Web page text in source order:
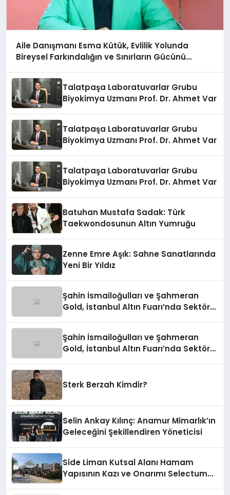
Aile Danışmanı Esma Kütük, Evlilik Yolunda
Bireysel Farkındalığın ve Sınırların Gücünü
Talatpaşa Laboratuvarlar Grubu
Biyokimya Uzmanı Prof. Dr. Ahmet Var
Talatpaşa Laboratuvarlar Grubu
Biyokimya Uzmanı Prof. Dr. Ahmet Var
Talatpaşa Laboratuvarlar Grubu
Biyokimya Uzmanı Prof. Dr. Ahmet Var
Batuhan Mustafa Sadak: Türk
Taekwondosunun Altın Yumruğu
Zenne Emre Aşık: Sahne Sanatlarında
Yeni Bir Yıldız
Şahin İsmailoğulları ve Şahmeran
Gold, İstanbul Altın Fuarı’nda Sektöre
Şahin İsmailoğulları ve Şahmeran
Gold, İstanbul Altın Fuarı’nda Sektöre
Sterk Berzah Kimdir?
Selin Ankay Kılınç: Anamur Mimarlık’ın
Geleceğini Şekillendiren Yöneticisi
Side Liman Kutsal Alanı Hamam
Yapısının Kazı ve Onarımı Selectum